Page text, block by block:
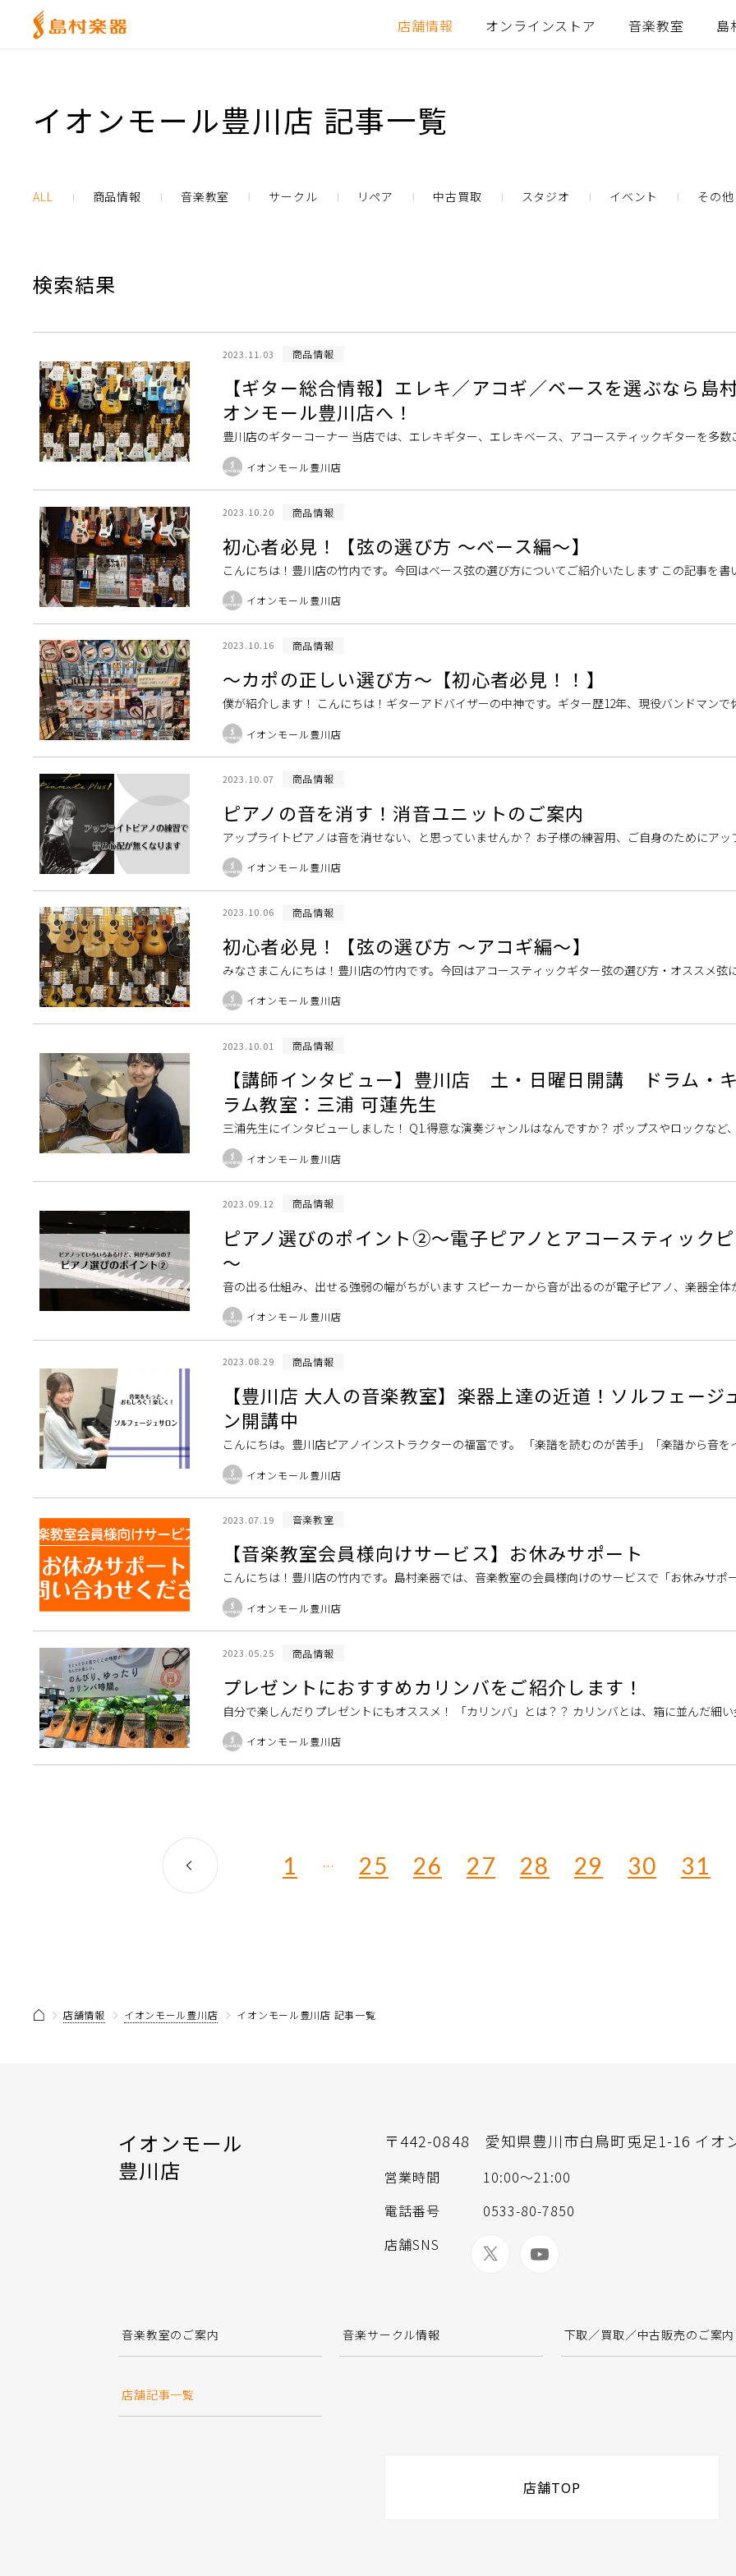
店舗情報 オンラインストア 音楽教室 島
イオンモール豊川店 記事一覧
ALL 商品情報 音楽教室 サークル リペア 中古買取 スタジオ イベント その他
検索結果
2023.11.03 商品情報
【ギター総合情報】エレキ／アコギ／ベースを選ぶなら島
オンモール豊川店へ！
豊川店のギターコーナー 当店では、エレキギター、エレキベース、アコースティックギターを多数
おります！お客様にぴったりの楽器選びをお手伝いさせて頂きます！お気軽にご相談ください。 担
のご紹介 豊川店のス […]
イオンモール豊川店
2023.10.20 商品情報
初心者必見！【弦の選び方 ～ベース編～】
こんにちは！豊川店の竹内です。今回はベース弦の選び方についてご紹介いたします この記事を
ター担当：竹内 初めての弦選びお手伝いいたします！ 弦の素材について 「弦」といっても実はい
類があります。代表 […]
イオンモール豊川店
2023.10.16 商品情報
～カポの正しい選び方～【初心者必見！！】
僕が紹介します！ こんにちは！ギターアドバイザーの中神です。ギター歴12年、現役バンドマンで
ボーカルギターとして勢力的に活動しています！！楽しいギターライフ、送れてますか？今回はギタ
で何かとよく出てく […]
イオンモール豊川店
2023.10.07 商品情報
ピアノの音を消す！消音ユニットのご案内
アップライトピアノは音を消せない、と思っていませんか？ お子様の練習用、ご自身のためにアッ
アノがいいなと思っているけれど、周りへの音が心配…とお悩みの方は多いのではないでしょうか。
ら小さい音まで自在な […]
イオンモール豊川店
2023.10.06 商品情報
初心者必見！【弦の選び方 ～アコギ編～】
みなさまこんにちは！豊川店の竹内です。今回はアコースティックギター弦の選び方・オススメ弦
介します！ この記事を書いた人 ギター担当：竹内 初めての弦選びお手伝いします！ 弦の素材・
スティックギター […]
イオンモール豊川店
2023.10.01 商品情報
【講師インタビュー】豊川店 土・日曜日開講 ドラム・
ラム教室：三浦 可蓮先生
三浦先生にインタビューしました！ Q1.得意な演奏ジャンルはなんですか？ ポップスやロックなど
演奏を得意としています。 Q2.ドラムを始めたきっかけは？ 幼い頃から音楽が大好きで、学生の頃
の大倉く […]
イオンモール豊川店
2023.09.12 商品情報
ピアノ選びのポイント②～電子ピアノとアコースティック
～
音の出る仕組み、出せる強弱の幅がちがいます スピーカーから音が出るのが電子ピアノ、楽器全体
アコースティックピアノです 電子ピアノは鍵盤の動きをセンサーが感知し、それに応じてあらかじ
た音がスピーカーから […]
イオンモール豊川店
2023.08.29 商品情報
【豊川店 大人の音楽教室】楽器上達の近道！ソルフェージ
ン開講中
こんにちは。豊川店ピアノインストラクターの福冨です。 「楽譜を読むのが苦手」「楽譜から音を
きるようになりたい」「耳コピがしたい！」そんな方に、当店で新しく開講した「ソルフェージュ
紹介です。ところで […]
イオンモール豊川店
2023.07.19 音楽教室
【音楽教室会員様向けサービス】お休みサポート
こんにちは！豊川店の竹内です。島村楽器では、音楽教室の会員様向けのサービスで「お休みサポ
ております。突然の急用や体調不良などでレッスンをお休みする場合に、対応するサービスです。
トとは 島村楽器ミ […]
イオンモール豊川店
2023.05.25 商品情報
プレゼントにおすすめカリンバをご紹介します！
自分で楽しんだりプレゼントにもオススメ！ 「カリンバ」とは？？ カリンバとは、箱に並んだ細
いて演奏するアフリカの楽器のこと。サムピアノあるいはハンドオルゴールともいわれています。
挑戦する方にもわか […]
イオンモール豊川店
1 … 25 26 27 28 29 30 31
店舗情報 イオンモール豊川店 イオンモール豊川店 記事一覧
イオンモール
豊川店
〒442-0848 愛知県豊川市白鳥町兎足1-16 イオ
営業時間
10:00～21:00
電話番号
0533-80-7850
店舗SNS
音楽教室のご案内 音楽サークル情報 下取／買取／中古販売のご案内
店舗記事一覧
店舗TOP